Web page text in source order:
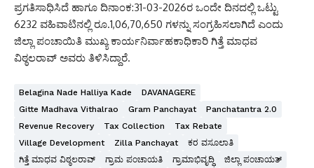
ಪ್ರಗತಿಸಾಧಿಸಿದೆ ಹಾಗೂ ದಿನಾಂಕ:31-03-2026ರ ಒಂದೇ ದಿನದಲ್ಲಿ ಒಟ್ಟು
6232 ವಹಿವಾಟಿನಲ್ಲಿ ರೂ.1,06,70,650 ಗಳನ್ನು ಸಂಗ್ರಹಿಸಲಾಗಿದೆ ಎಂದು
ಜಿಲ್ಲಾ ಪಂಚಾಯಿತಿ ಮುಖ್ಯ ಕಾರ್ಯನಿರ್ವಾಹಕಾಧಿಕಾರಿ ಗಿತ್ತೆ ಮಾಧವ
ವಿಠ್ಠಲರಾವ್ ಅವರು ತಿಳಿಸಿದ್ದಾರೆ.
Belagina Nade Halliya Kade
DAVANAGERE
Gitte Madhava Vithalrao
Gram Panchayat
Panchatantra 2.0
Revenue Recovery
Tax Collection
Tax Rebate
Village Development
Zilla Panchayat
ಕರ ವಸೂಲಾತಿ
ಗಿತ್ತೆ ಮಾಧವ ವಿಠ್ಠಲರಾವ್
ಗ್ರಾಮ ಪಂಚಾಯತಿ ಗ್ರಾಮಾಭಿವೃದ್ಧಿ
ಜಿಲ್ಲಾ ಪಂಚಾಯತ್